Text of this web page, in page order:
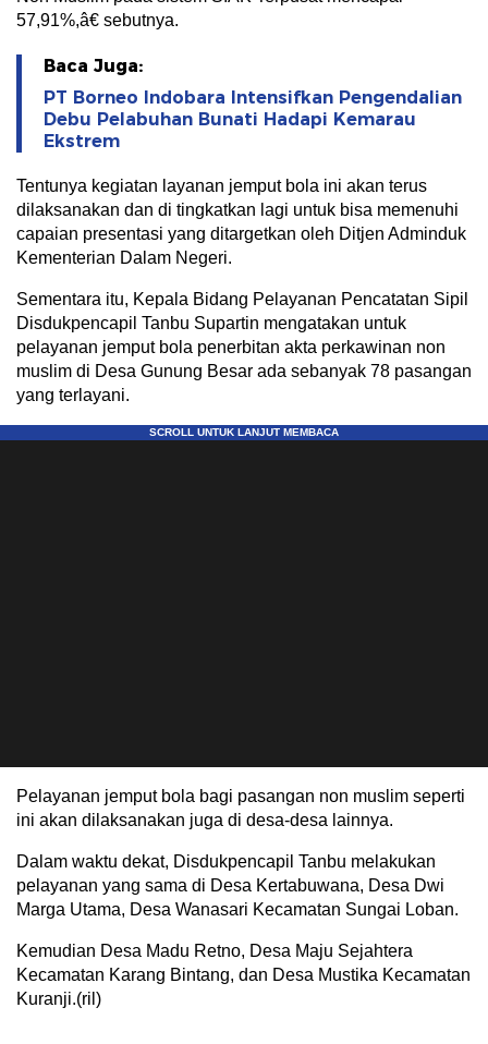
57,91%,â€ sebutnya.
Baca Juga:
PT Borneo Indobara Intensifkan Pengendalian
Debu Pelabuhan Bunati Hadapi Kemarau
Ekstrem
Tentunya kegiatan layanan jemput bola ini akan terus
dilaksanakan dan di tingkatkan lagi untuk bisa memenuhi
capaian presentasi yang ditargetkan oleh Ditjen Adminduk
Kementerian Dalam Negeri.
Sementara itu, Kepala Bidang Pelayanan Pencatatan Sipil
Disdukpencapil Tanbu Supartin mengatakan untuk
pelayanan jemput bola penerbitan akta perkawinan non
muslim di Desa Gunung Besar ada sebanyak 78 pasangan
yang terlayani.
Pelayanan jemput bola bagi pasangan non muslim seperti
ini akan dilaksanakan juga di desa-desa lainnya.
Dalam waktu dekat, Disdukpencapil Tanbu melakukan
pelayanan yang sama di Desa Kertabuwana, Desa Dwi
Marga Utama, Desa Wanasari Kecamatan Sungai Loban.
Kemudian Desa Madu Retno, Desa Maju Sejahtera
Kecamatan Karang Bintang, dan Desa Mustika Kecamatan
Kuranji.(ril)